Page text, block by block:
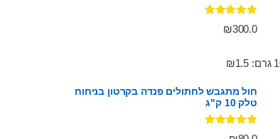
דורג5.00
מתוך 5 ₪300.0
₪1.5
חול מתגבש לחתולים פנדה בקרטון בניחוח
טלק 10 ק"ג
דורג5.00